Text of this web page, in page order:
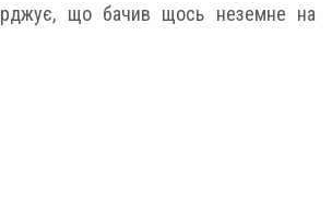
що бачив щось неземне на